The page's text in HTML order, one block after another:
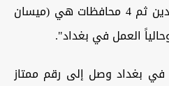
محافظة واسط ثم صلاح الدين ثم 4 محافظات هي (ميسان
العمل في بغداد".
في بغداد وصل إلى رقم ممتاز